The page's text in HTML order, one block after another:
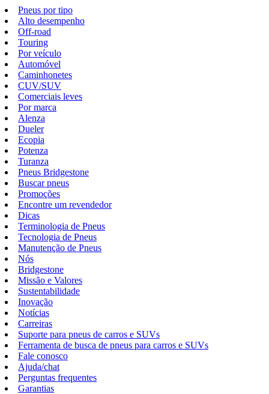
Pneus por tipo
Alto desempenho
Off-road
Touring
Por veículo
Automóvel
Caminhonetes
CUV/SUV
Comerciais leves
Por marca
Alenza
Dueler
Ecopia
Potenza
Turanza
Pneus Bridgestone
Buscar pneus
Promoções
Encontre um revendedor
Dicas
Terminologia de Pneus
Tecnologia de Pneus
Manutenção de Pneus
Nós
Bridgestone
Missão e Valores
Sustentabilidade
Inovação
Notícias
Carreiras
Suporte para pneus de carros e SUVs
Ferramenta de busca de pneus para carros e SUVs
Fale conosco
Ajuda/chat
Perguntas frequentes
Garantias